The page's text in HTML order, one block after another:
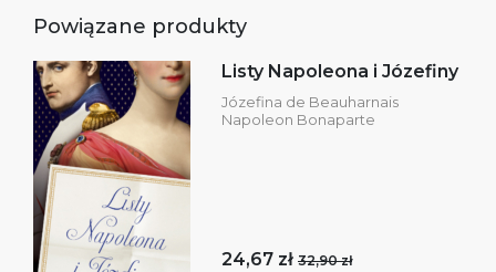
Powiązane produkty
Listy Napoleona i Józefiny
Józefina de Beauharnais
Napoleon Bonaparte
24,67 zł 32,90 zł